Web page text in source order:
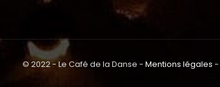
© 2022 - Le Café de la Danse - Mentions légales -